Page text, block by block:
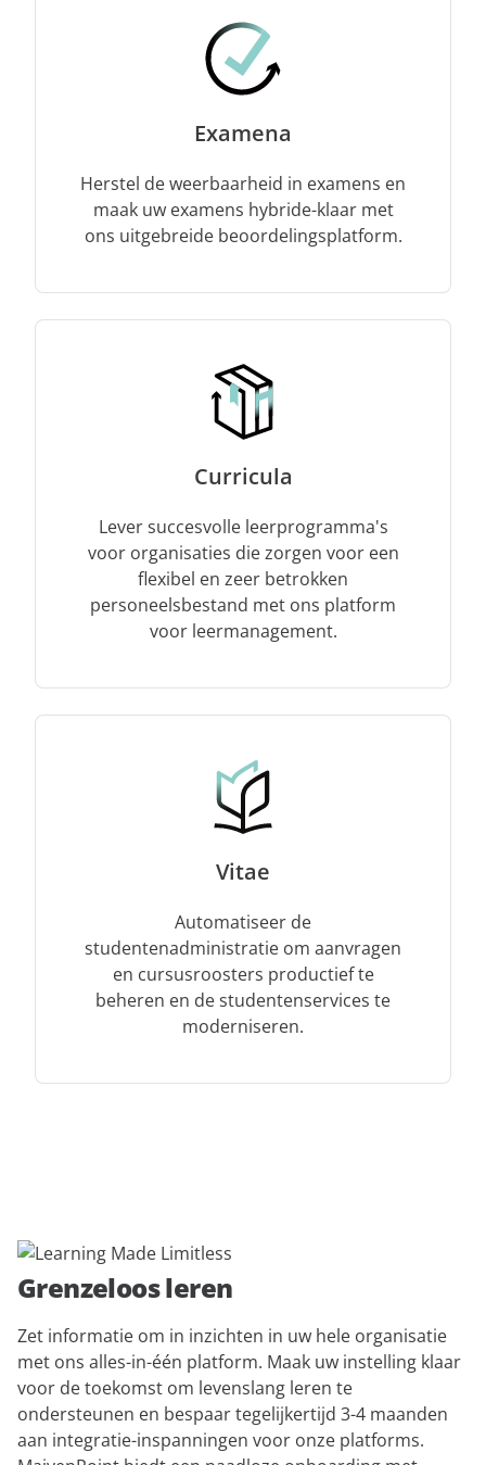
Examena
Herstel de weerbaarheid in examens en
maak uw examens hybride-klaar met
ons uitgebreide beoordelingsplatform.
Curricula
Lever succesvolle leerprogramma's
voor organisaties die zorgen voor een
flexibel en zeer betrokken
personeelsbestand met ons platform
voor leermanagement.
Vitae
Automatiseer de
studentenadministratie om aanvragen
en cursusroosters productief te
beheren en de studentenservices te
moderniseren.
Grenzeloos leren
Zet informatie om in inzichten in uw hele organisatie
met ons alles-in-één platform. Maak uw instelling klaar
voor de toekomst om levenslang leren te
ondersteunen en bespaar tegelijkertijd 3-4 maanden
aan integratie-inspanningen voor onze platforms.